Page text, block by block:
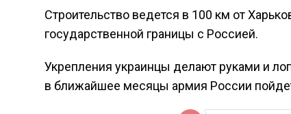
Строительство ведется в 100 км от
государственной границы с Россией.
Укрепления украинцы делают руками и
в ближайшее месяцы армия России